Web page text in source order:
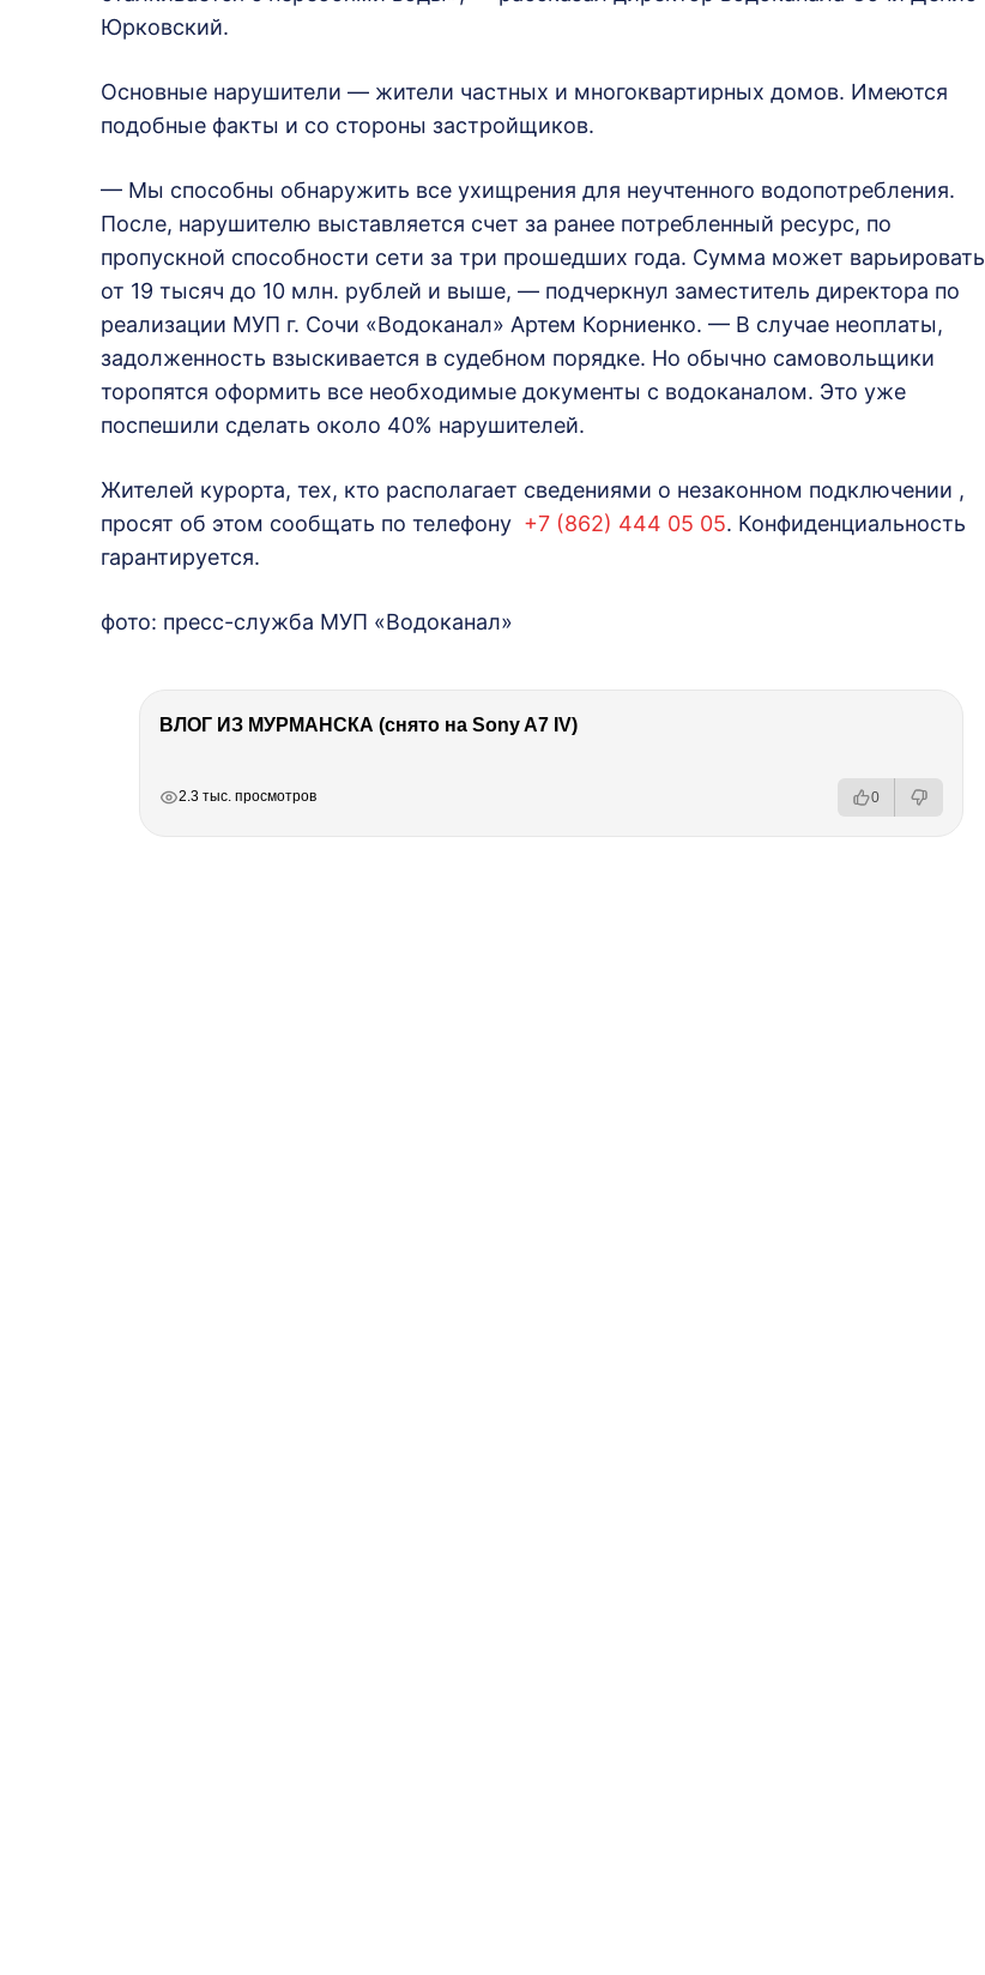
Юрковский.
Основные нарушители — жители частных и многоквартирных домов. Имеются
подобные факты и со стороны застройщиков.
— Мы способны обнаружить все ухищрения для неучтенного водопотребления.
После, нарушителю выставляется счет за ранее потребленный ресурс, по
пропускной способности сети за три прошедших года. Cумма может варьировать
от 19 тысяч до 10 млн. рублей и выше, — подчеркнул заместитель директора по
реализации МУП г. Сочи «Водоканал» Артем Корниенко. — В случае неоплаты,
задолженность взыскивается в судебном порядке. Но обычно самовольщики
торопятся оформить все необходимые документы с водоканалом. Это уже
поспешили сделать около 40% нарушителей.
Жителей курорта, тех, кто располагает сведениями о незаконном подключении ,
просят об этом сообщать по телефону +7 (862) 444 05 05. Конфиденциальность
гарантируется.
фото: пресс-служба МУП «Водоканал»
ВЛОГ ИЗ МУРМАНСКА (снято на Sony A7 IV)
2.3 тыс. просмотров 0